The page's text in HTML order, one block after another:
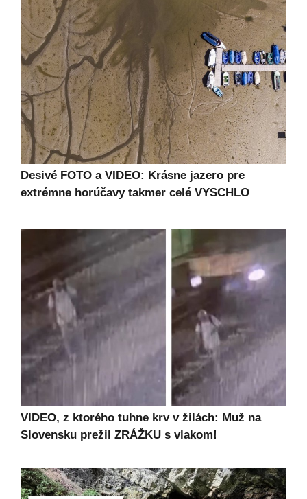
Desivé FOTO a VIDEO: Krásne jazero pre
extrémne horúčavy takmer celé VYSCHLO
VIDEO, z ktorého tuhne krv v žilách: Muž na
Slovensku prežil ZRÁŽKU s vlakom!